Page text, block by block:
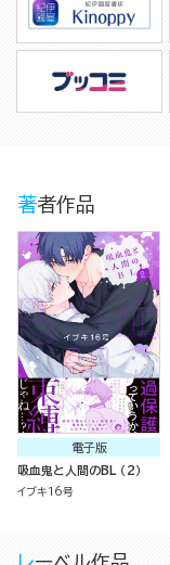
著者作品
電子版
吸血鬼と人間のBL （2）
イブキ16号